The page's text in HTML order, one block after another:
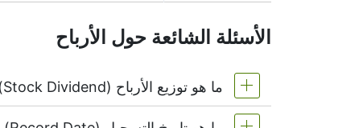
4. تاريخ الدفع
هذا هو اليوم الذي تصلك فيه الأموال فعليًا. تقوم CHINA RES POWE بإرسال التوزيعات لجميع المساهمين المستحقين في هذا اليوم.
الأسئلة الشائعة حول الأرباح
ما هو توزيع الأرباح (Stock Dividend)؟